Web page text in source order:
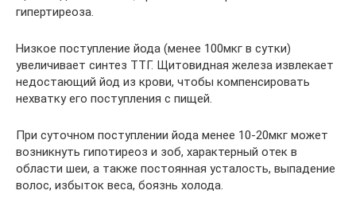
гипертиреоза.
Низкое поступление йода (менее 100мкг в сутки)
увеличивает синтез ТТГ. Щитовидная железа извлекает
недостающий йод из крови, чтобы компенсировать
нехватку его поступления с пищей.
При суточном поступлении йода менее 10-20мкг может
возникнуть гипотиреоз и зоб, характерный отек в
области шеи, а также постоянная усталость, выпадение
волос, избыток веса, боязнь холода.